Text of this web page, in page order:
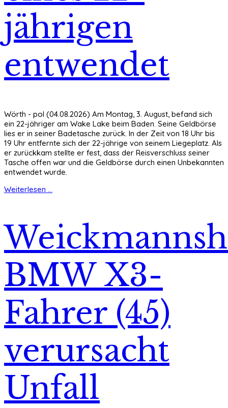
jährigen
entwendet
Wörth - pol (04.08.2026) Am Montag, 3. August, befand sich
ein 22-jähriger am Wake Lake beim Baden. Seine Geldbörse
lies er in seiner Badetasche zurück. In der Zeit von 18 Uhr bis
19 Uhr entfernte sich der 22-jährige von seinem Liegeplatz. Als
er zurückkam stellte er fest, dass der Reisverschluss seiner
Tasche offen war und die Geldbörse durch einen Unbekannten
entwendet wurde.
Weiterlesen ...
BMW X3-
Fahrer (45)
verursacht
Unfall